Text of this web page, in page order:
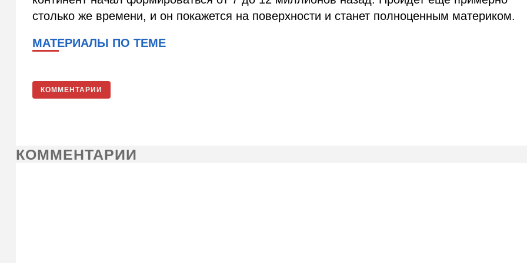
столько же времени, и он покажется на поверхности и станет полноценным материком.
МАТЕРИАЛЫ ПО ТЕМЕ
КОММЕНТАРИИ
КОММЕНТАРИИ